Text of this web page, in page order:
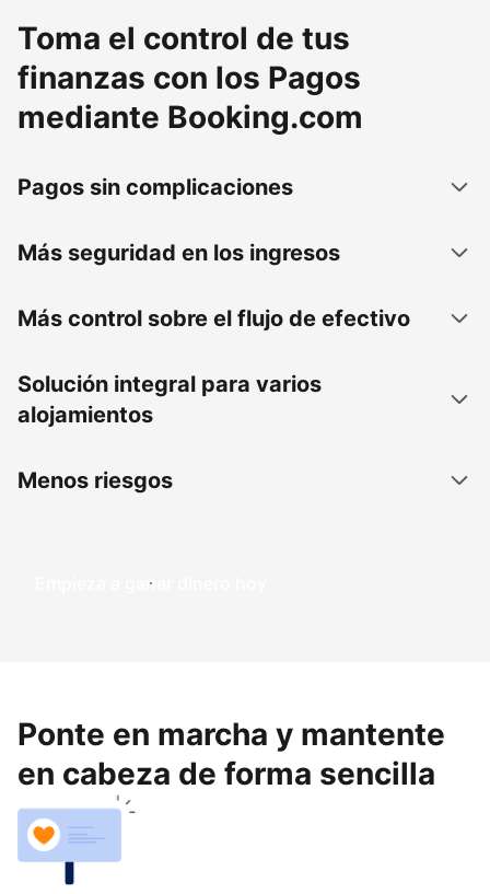
Toma el control de tus
finanzas con los Pagos
mediante Booking.com
Pagos sin complicaciones
Más seguridad en los ingresos
Más control sobre el flujo de efectivo
Solución integral para varios
alojamientos
Menos riesgos
Empieza a ganar dinero hoy
Ponte en marcha y mantente
en cabeza de forma sencilla